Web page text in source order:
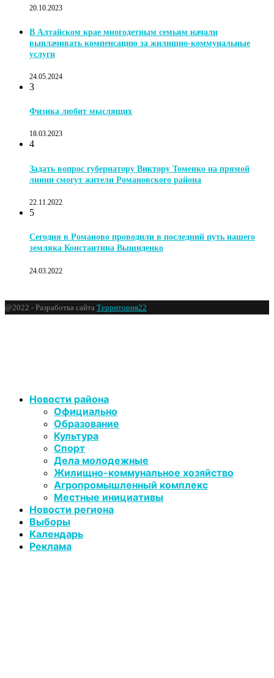
20.10.2023
В Алтайском крае многодетным семьям начали
выплачивать компенсацию за жилищно-коммунальные
услуги
24.05.2024
3
Физика любит мыслящих
18.03.2023
4
Задать вопрос губернатору Виктору Томенко на прямой
линии смогут жители Романовского района
22.11.2022
5
Сегодня в Романово проводили в последний путь нашего
земляка Константина Вышиденко
24.03.2022
@2022 - Разработка сайта Территория22
Новости района
Официально
Образование
Культура
Спорт
Дела молодежные
Жилищно-коммунальное хозяйство
Агропромышленный комплекс
Местные инициативы
Новости региона
Выборы
Календарь
Реклама